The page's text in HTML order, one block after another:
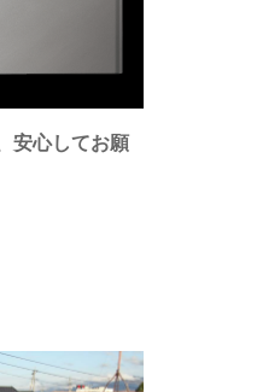
安心してお願